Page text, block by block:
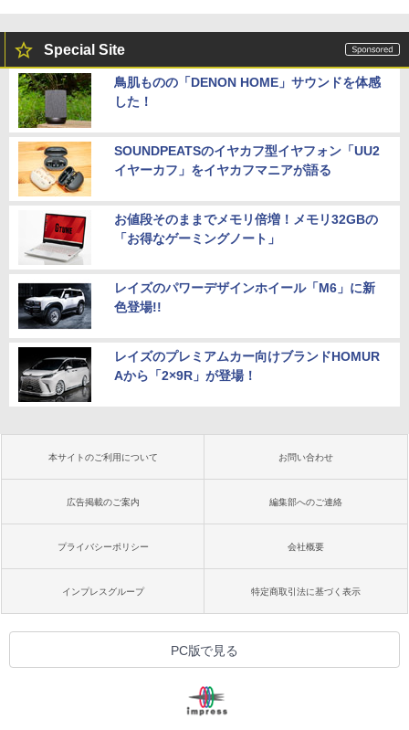
Special Site
鳥肌ものの「DENON HOME」サウンドを体感
した！
SOUNDPEATSのイヤカフ型イヤフォン「UU2
イヤーカフ」をイヤカフマニアが語る
お値段そのままでメモリ倍増！メモリ32GBの
「お得なゲーミングノート」
レイズのパワーデザインホイール「M6」に新
色登場!!
レイズのプレミアムカー向けブランドHOMUR
Aから「2×9R」が登場！
本サイトのご利用について お問い合わせ
広告掲載のご案内 編集部へのご連絡
プライバシーポリシー 会社概要
インプレスグループ 特定商取引法に基づく表示
PC版で見る